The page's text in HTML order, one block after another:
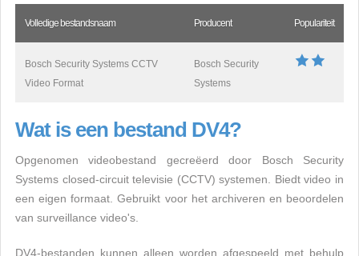
Volledige bestandsnaam Producent Populariteit
Bosch Security Systems CCTV
Video Format
Bosch Security
Systems
Wat is een bestand DV4?
Opgenomen videobestand gecreëerd door Bosch Security
Systems closed-circuit televisie (CCTV) systemen. Biedt video in
een eigen formaat. Gebruikt voor het archiveren en beoordelen
van surveillance video's.
DV4-bestanden kunnen alleen worden afgespeeld met behulp